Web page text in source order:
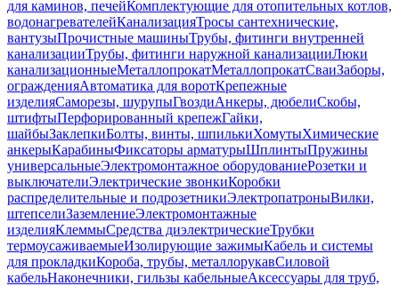
для каминов, печейКомплектующие для отопительных котлов,
водонагревателейКанализацияТросы сантехнические,
вантузыПрочистные машиныТрубы, фитинги внутренней
канализацииТрубы, фитинги наружной канализацииЛюки
канализационныеМеталлопрокатМеталлопрокатСваиЗаборы,
огражденияАвтоматика для воротКрепежные
изделияСаморезы, шурупыГвоздиАнкеры, дюбелиСкобы,
штифтыПерфорированный крепежГайки,
шайбыЗаклепкиБолты, винты, шпилькиХомутыХимические
анкерыКарабиныФиксаторы арматурыШплинтыПружины
универсальныеЭлектромонтажное оборудованиеРозетки и
выключателиЭлектрические звонкиКоробки
распределительные и подрозетникиЭлектропатроныВилки,
штепселиЗаземлениеЭлектромонтажные
изделияКлеммыСредства диэлектрическиеТрубки
термоусаживаемыеИзолирующие зажимыКабель и системы
для прокладкиКороба, трубы, металлорукавСиловой
кабельНаконечники, гильзы кабельныеАксессуары для труб,